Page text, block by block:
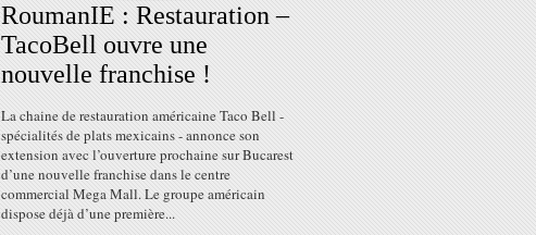
RoumanIE : Restauration –
TacoBell ouvre une
nouvelle franchise !
La chaine de restauration américaine Taco Bell -
spécialités de plats mexicains - annonce son
extension avec l’ouverture prochaine sur Bucarest
d’une nouvelle franchise dans le centre
commercial Mega Mall. Le groupe américain
dispose déjà d’une première...